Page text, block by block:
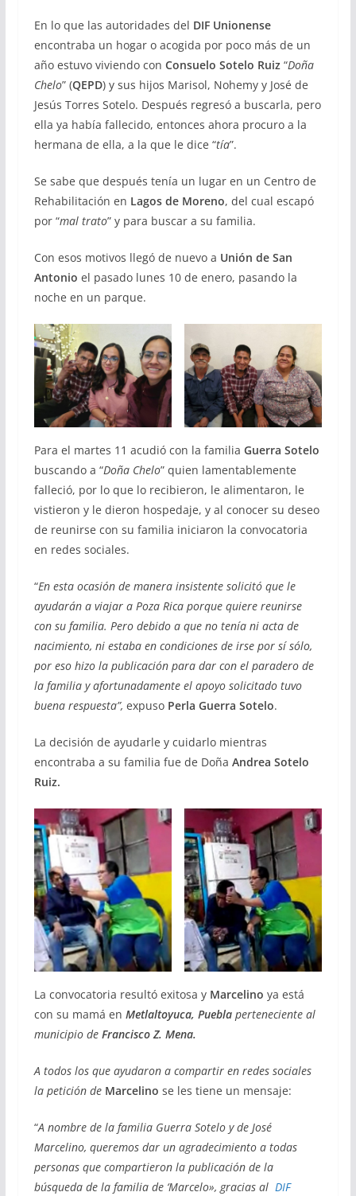
En lo que las autoridades del DIF Unionense
encontraba un hogar o acogida por poco más de un
año estuvo viviendo con Consuelo Sotelo Ruiz“Doña
Chelo” (QEPD) y sus hijos Marisol, Nohemy y José de
Jesús Torres Sotelo. Después regresó a buscarla, pero
ella ya había fallecido, entonces ahora procuro a la
hermana de ella, a la que le dice “tía”.
Se sabe que después tenía un lugar en un Centro de
Rehabilitación en Lagos de Moreno, del cual escapó
por “mal trato” y para buscar a su familia.
Con esos motivos llegó de nuevo a Unión de San
Antonio el pasado lunes 10 de enero, pasando la
noche en un parque.
Para el martes 11 acudió con la familia Guerra Sotelo
buscando a “Doña Chelo” quien lamentablemente
falleció, por lo que lo recibieron, le alimentaron, le
vistieron y le dieron hospedaje, y al conocer su deseo
de reunirse con su familia iniciaron la convocatoria
en redes sociales.
“En esta ocasión de manera insistente solicitó que le
ayudarán a viajar a Poza Rica porque quiere reunirse
con su familia. Pero debido a que no tenía ni acta de
nacimiento, ni estaba en condiciones de irse por sí sólo,
por eso hizo la publicación para dar con el paradero de
la familia y afortunadamente el apoyo solicitado tuvo
buena respuesta”, expuso Perla Guerra Sotelo.
La decisión de ayudarle y cuidarlo mientras
encontraba a su familia fue de Doña Andrea Sotelo
Ruiz.
La convocatoria resultó exitosa y Marcelino ya está
con su mamá en Metlaltoyuca, Puebla perteneciente al
municipio deFrancisco Z. Mena.
A todos los que ayudaron a compartir en redes sociales
la petición de Marcelino se les tiene un mensaje:
“A nombre de la familia Guerra Sotelo y de José
Marcelino, queremos dar un agradecimiento a todas
personas que compartieron la publicación de la
búsqueda de la familia de ‘Marcelo», gracias al DIF